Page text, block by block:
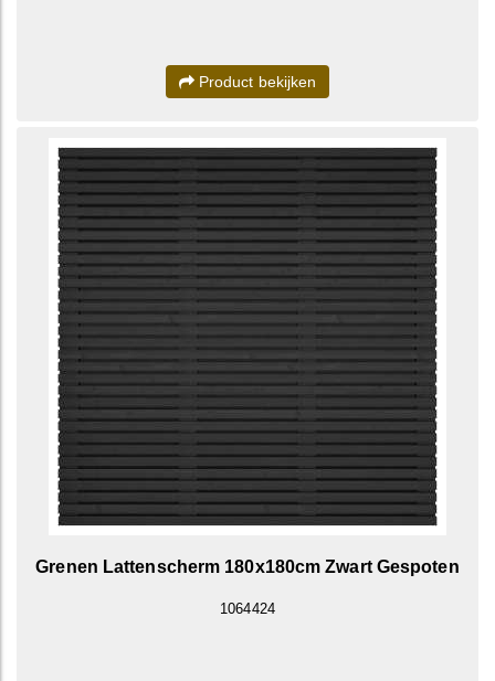
Product bekijken
Grenen Lattenscherm 180x180cm Zwart Gespoten
1064424